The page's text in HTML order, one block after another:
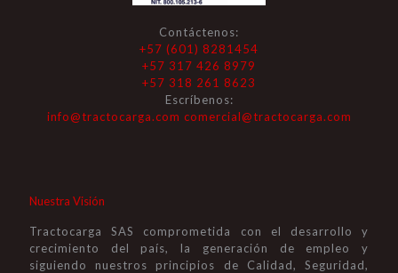
Contáctenos:
+57 (601) 8281454
+57 317 426 8979
+57 318 261 8623
Escríbenos:
info@tractocarga.com comercial@tractocarga.com
Nuestra Visión
Tractocarga SAS comprometida con el desarrollo y
crecimiento del país, la generación de empleo y
siguiendo nuestros principios de Calidad, Seguridad,